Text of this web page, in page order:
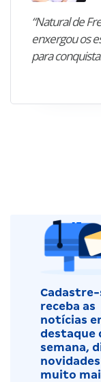
“Natural de
enxergou os
para
Cadastre-
receba as
notícias
destaque
semana,
muito